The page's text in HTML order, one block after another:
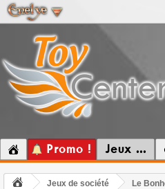
Promo ! Jeux ...
Jeux de société Le